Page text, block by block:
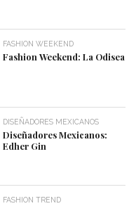
FASHION WEEKEND
Fashion Weekend: La Odisea
DISEÑADORES MEXICANOS
Diseñadores Mexicanos:
Edher Gin
FASHION TREND